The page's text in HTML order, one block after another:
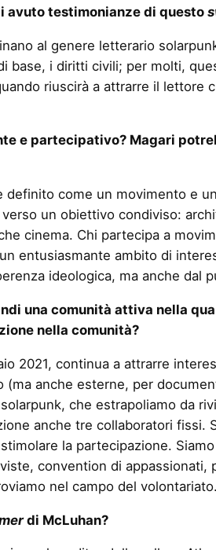
avuto testimonianze di questo
al genere letterario
base, i diritti civili; per molti,
riuscirà a attrarre il
e partecipativo? Magari
come un movimento e
un obiettivo condiviso:
cinema. Chi partecipa a
entusiasmante ambito di
ideologica, ma anche dal
una comunità attiva nella
nella comunità?
2021, continua a attrarre
anche esterne, per
che estrapoliamo da
anche tre collaboratori fissi.
la partecipazione.
convention di appassionati,
nel campo del
di McLuhan?